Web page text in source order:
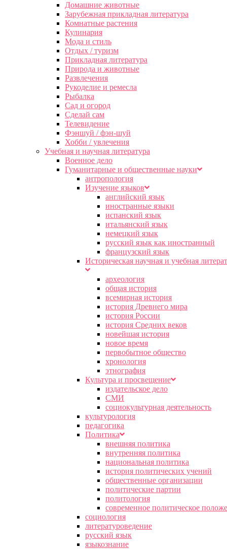
Домашние животные
Зарубежная прикладная литература
Комнатные растения
Кулинария
Мода и стиль
Отдых / туризм
Прикладная литература
Природа и животные
Развлечения
Рукоделие и ремесла
Рыбалка
Сад и огород
Сделай сам
Телевидение
Фэншуй / фэн-шуй
Хобби / увлечения
Учебная и научная литература
Военное дело
Гуманитарные и общественные науки
антропология
Изучение языков
английский язык
иностранные языки
испанский язык
итальянский язык
немецкий язык
русский язык как иностранный
французский язык
Историческая научная и учебная
археология
общая история
всемирная история
история Древнего мира
история России
история Средних веков
новейшая история
новое время
первобытное общество
хронология
этнография
Культура и просвещение
издательское дело
СМИ
социокультурная деятельность
культурология
педагогика
Политика
внешняя политика
внутренняя политика
национальная политика
история политических учений
общественные организации
политические партии
политология
современное политическое
социология
литературоведение
русский язык
языкознание